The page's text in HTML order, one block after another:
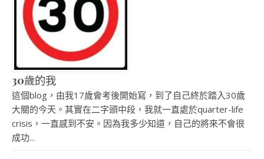
30歲的我
這個blog，由我17歲會考後開始寫，到了自己終於踏入30歲
大關的今天。其實在二字頭中段，我就一直處於quarter-life
crisis，一直感到不安。因為我多少知道，自己的將來不會很
成功...